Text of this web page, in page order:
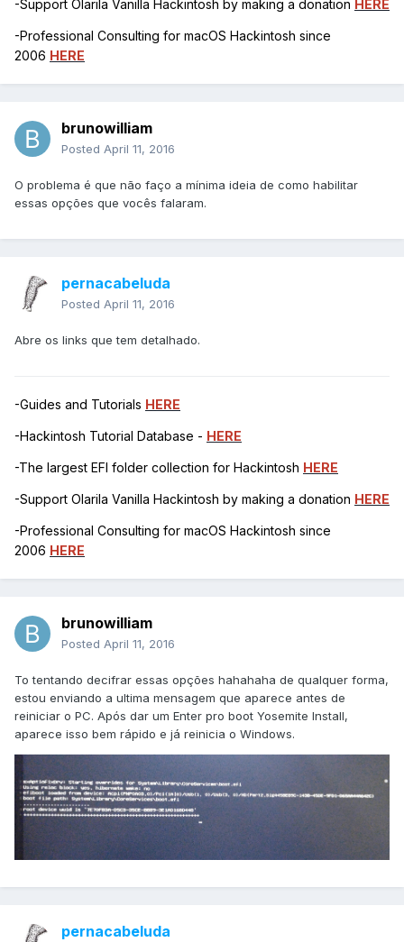
-Support Olarila Vanilla Hackintosh by making a donation HERE
-Professional Consulting for macOS Hackintosh since
2006 HERE
brunowilliam
Posted April 11, 2016
O problema é que não faço a mínima ideia de como habilitar
essas opções que vocês falaram.
pernacabeluda
Posted April 11, 2016
Abre os links que tem detalhado.
-Guides and Tutorials HERE
-Hackintosh Tutorial Database - HERE
-The largest EFI folder collection for Hackintosh HERE
-Support Olarila Vanilla Hackintosh by making a donation HERE
-Professional Consulting for macOS Hackintosh since
2006 HERE
brunowilliam
Posted April 11, 2016
To tentando decifrar essas opções hahahaha de qualquer forma,
estou enviando a ultima mensagem que aparece antes de
reiniciar o PC. Após dar um Enter pro boot Yosemite Install,
aparece isso bem rápido e já reinicia o Windows.
pernacabeluda